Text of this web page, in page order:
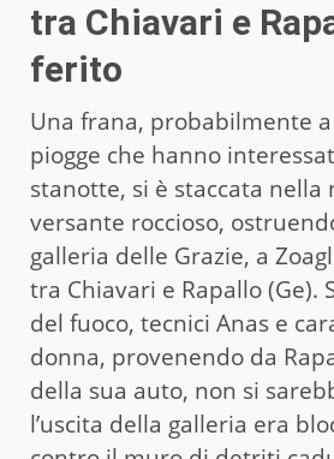
tra Chiavari e
ferito
Una frana, probabilmente
piogge che hanno
stanotte, si è staccata nella
versante roccioso,
galleria delle Grazie, a
tra Chiavari e Rapallo (Ge).
del fuoco, tecnici Anas e
donna, provenendo da
della sua auto, non si
l’uscita della galleria era